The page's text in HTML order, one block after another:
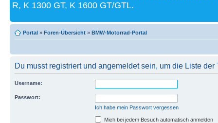
R, K 1300 GT, K 1600 GT/GTL.
Portal » Foren-Übersicht » BMW-Motorrad-Portal
Du musst registriert und angemeldet sein, um die Liste
Username:
Passwort:
Ich habe mein Passwort vergessen
Mich bei jedem Besuch automatisch anmelden